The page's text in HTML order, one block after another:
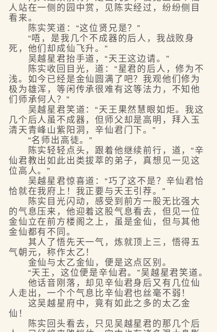
人站在一侧的园中赏，见陈实经过，纷纷侧目
看来。
陈实笑道：“这位贤兄是？”
“唔，是我几个不成器的后人，我战败身
死，他们却成仙飞升。”
吴越星君抬手道，“天王这边请。”
陈实收回目光，道：“星君的后人，修为不
浅。如今已经是金仙圆满了吧？我观他们修为
极为雄浑，等闲传承很难有这等法力，不知他
们师承何人？”
吴越星君笑道：“天王果然慧眼如炬。我这
几个后人虽不成器，但师父却是高明，拜入玉
清天青峰山紫阳洞，辛仙君门下。”
“名师出高徒。”
陈实轻轻点头，跟着他继续前行，道，“辛
仙君教出如此出类拔萃的弟子，真想见一见这
位高人。”
吴越星君惊喜道：“巧了这不是？辛仙君恰
恰就在我府上！我正要与天王引荐。”
陈实目光闪动，感受到前方一股无比强大
的气息压来，他迎着这股气息看去，但见一位
金仙立在前方楼阁之上，虽是金仙，但与其他
金仙都有不同。
其人了悟先天一气，炼就顶上三，悟得五
气朝元，称作太乙！
金仙与太乙金仙，便是这点区别。
“天王，这位便是辛仙君。”吴越星君笑道。
他话音刚落，却见辛仙君身后又有几位仙
人走出，一个个气息比辛仙君也丝毫不弱！
这吴越星府中，竟有如此之多的太乙金
仙！
陈实回头看去，只见吴越星君的那几个后